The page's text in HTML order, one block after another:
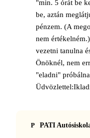
"min. 5 órát be
be, aztán
pénzem. (A
nem
vezetni tanulna
Önöknél, nem
"eladni"
P PATI